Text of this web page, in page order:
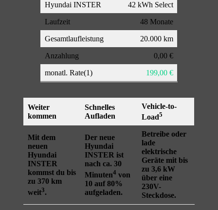
Hyundai INSTER 42 kWh Select
Laufzeit 48 Monate
Gesamtlaufleistung 20.000 km
Anzahlung 0,00 €
monatl. Rate(1) 199,00 €
Weiter
kommen
Schnelles
Aufladen
Vehicle-to-
Load5
Mit dem
neuen
Hyundai
INSTER
kommst du bis
zu 370 km
weit3.
Der neue
Hyundai
INSTER ist
nach ca. 30
Minuten4 von
10 auf 80%
aufgeladen.
Betreibe oder
lade
elektrische
Geräte mit bis
zu 3,6 kW
über eine
230V-
Steckdose.